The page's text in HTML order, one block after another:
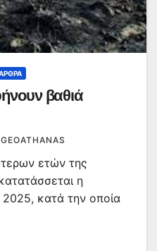
βαθιά
GEOATHANAS
ετών της
η
2025, κατά την οποία